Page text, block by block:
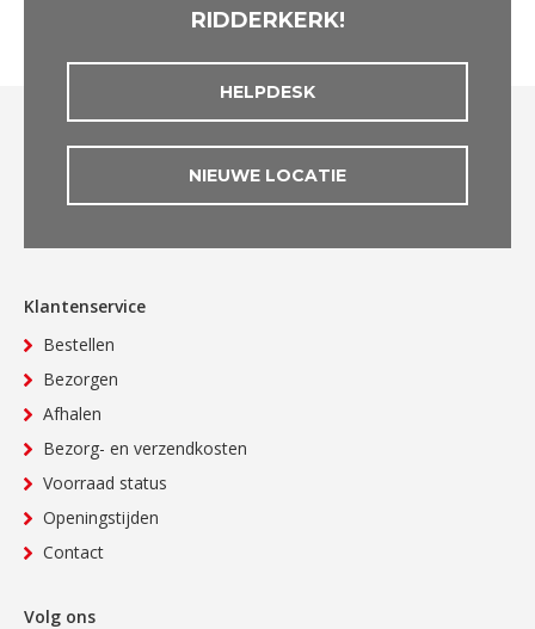
RIDDERKERK!
HELPDESK
NIEUWE LOCATIE
Klantenservice
Bestellen
Bezorgen
Afhalen
Bezorg- en verzendkosten
Voorraad status
Openingstijden
Contact
Volg ons